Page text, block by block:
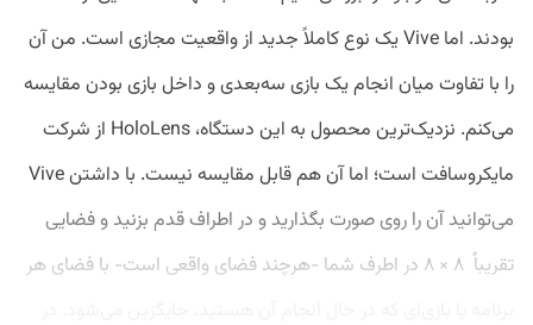
بودند. اما Vive یک نوع کاملاً جدید از واقعیت مجازی است. من آن
را با تفاوت میان انجام یک بازی سه‌بعدی و داخل بازی بودن مقایسه
می‌کنم. نزدیک‌ترین محصول به این دستگاه، HoloLens از شرکت
مایکروسافت است؛ اما آن هم قابل مقایسه نیست. با داشتن Vive
می‌توانید آن را روی صورت بگذارید و در اطراف قدم بزنید و فضایی
تقریباً ۸ × ۸ در اطرف شما -هرچند فضای واقعی است- با فضای هر